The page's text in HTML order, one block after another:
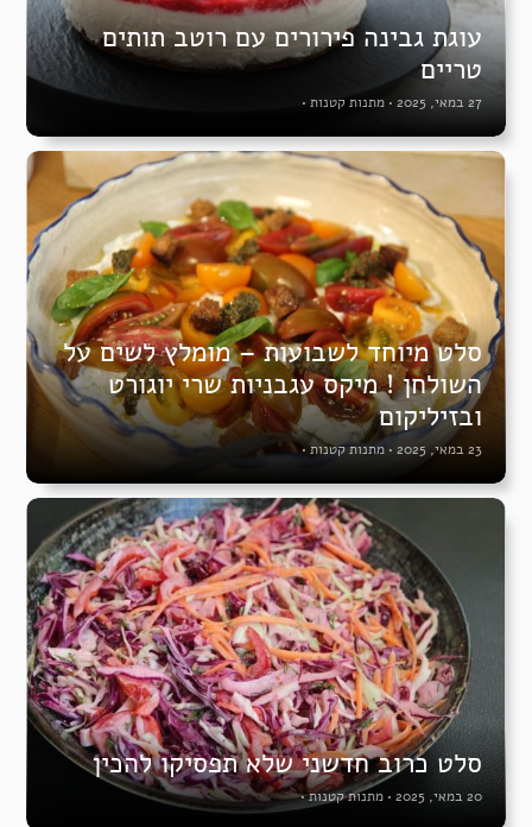
עוגת גבינה פירורים עם רוטב תותים
טריים
27 במאי, 2025 • מתנות קטנות •
סלט מיוחד לשבועות – מומלץ לשים על
השולחן ! מיקס עגבניות שרי יוגורט
ובזיליקום
23 במאי, 2025 • מתנות קטנות •
סלט כרוב חדשני שלא תפסיקו להכין
20 במאי, 2025 • מתנות קטנות•